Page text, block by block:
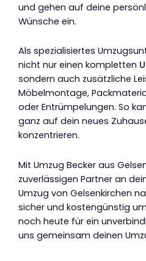
und gehen auf deine
Wünsche ein.
Als spezialisiertes
nicht nur einen kompletten
sondern auch zusätzliche
Möbelmontage,
oder Entrümpelungen. So
ganz auf dein neues
konzentrieren.
Mit Umzug Becker aus
zuverlässigen Partner an
Umzug von Gelsenkirchen
sicher und kostengünstig
noch heute für ein
uns gemeinsam deinen